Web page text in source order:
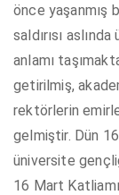
önce yaşanmış
saldırısı
anlamı
getirilmiş,
rektörlerin
gelmiştir. Dün
üniversite
16 Mart